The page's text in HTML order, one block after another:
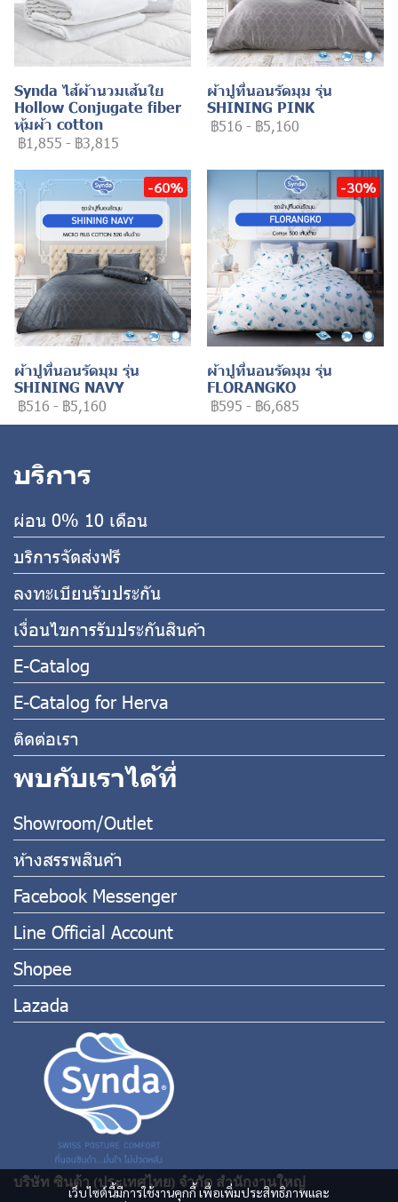
Synda ไส้ผ้านวมเส้นใย
Hollow Conjugate fiber
หุ้มผ้า cotton
฿1,855 - ฿3,815
ผ้าปูที่นอนรัดมุม รุ่น
SHINING PINK
฿516 - ฿5,160
-60%
ผ้าปูที่นอนรัดมุม รุ่น
SHINING NAVY
฿516 - ฿5,160
-30%
ผ้าปูที่นอนรัดมุม รุ่น
FLORANGKO
฿595 - ฿6,685
เว็บไซต์นี้มีการใช้งานคุกกี้ เพื่อเพิ่มประสิทธิภาพและ
บริการ
ผ่อน 0% 10 เดือน
บริการจัดส่งฟรี
ลงทะเบียนรับประกัน
เงื่อนไขการรับประกันสินค้า
E-Catalog
E-Catalog for Herva
ติดต่อเรา
พบกับเราได้ที่
Showroom/Outlet
ห้างสรรพสินค้า
Facebook Messenger
Line Official Account
Shopee
Lazada
บริษัท ซินด้า (ประเทศไทย) จำกัด สำนักงานใหญ่